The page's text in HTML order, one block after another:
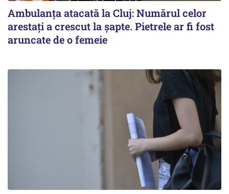
Ambulanța atacată la Cluj: Numărul celor
arestați a crescut la șapte. Pietrele ar fi fost
aruncate de o femeie